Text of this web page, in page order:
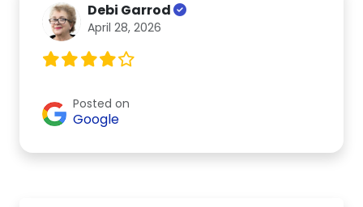
Debi Garrod
April 28, 2026
Posted on
Google